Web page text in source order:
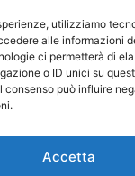
utilizziamo
alle informazioni
ci permetterà di
o ID unici su
consenso può influire
Accetta
l’ingresso